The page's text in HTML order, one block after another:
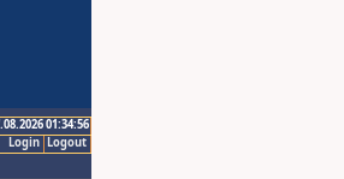
01:34:56
Logout
Login